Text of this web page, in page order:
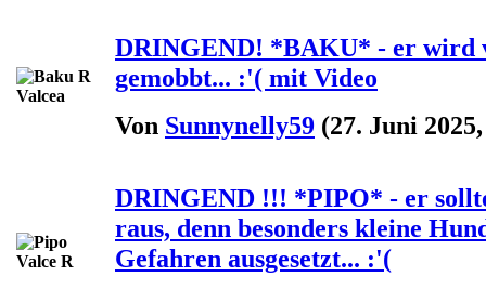
DRINGEND! *BAKU* - er wird
gemobbt... :'( mit Video
Von Sunnynelly59 (27. Juni
DRINGEND !!! *PIPO* - er
raus, denn besonders kleine
Gefahren ausgesetzt... :'(